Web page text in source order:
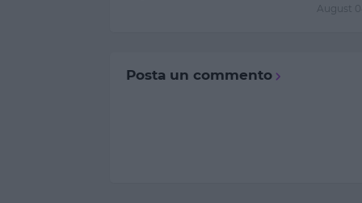
August
Posta un commento